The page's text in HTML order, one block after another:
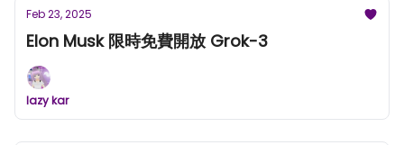
Feb 23, 2025
Elon Musk 限時免費開放 Grok-3
lazy kar